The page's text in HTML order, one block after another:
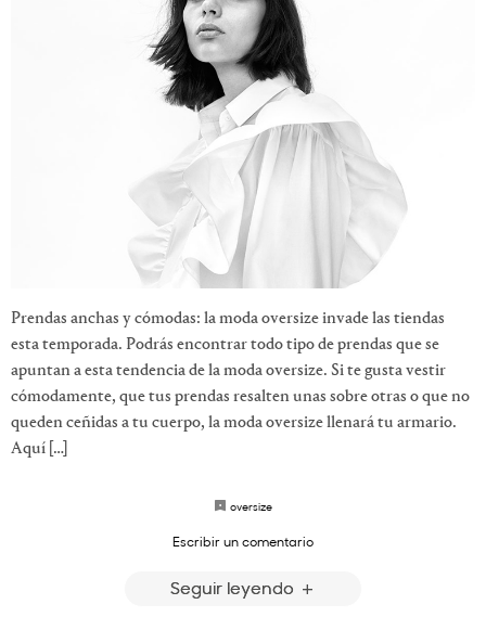
Prendas anchas y cómodas: la moda oversize invade las tiendas
esta temporada. Podrás encontrar todo tipo de prendas que se
apuntan a esta tendencia de la moda oversize. Si te gusta vestir
cómodamente, que tus prendas resalten unas sobre otras o que no
queden ceñidas a tu cuerpo, la moda oversize llenará tu armario.
Aquí […]
oversize
Escribir un comentario
Seguir leyendo